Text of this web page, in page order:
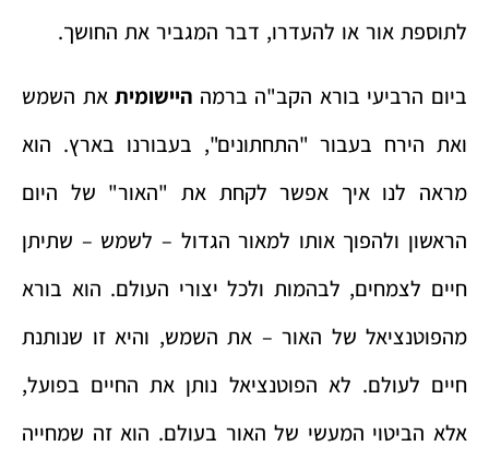
לתוספת אור או להעדרו, דבר המגביר את החושך.
ביום הרביעי בורא הקב"ה ברמה היישומיתאת השמש
ואת הירח בעבור "התחתונים", בעבורנו בארץ. הוא
מראה לנו איך אפשר לקחת את "האור" של היום
הראשון ולהפוך אותו למאור הגדול – לשמש – שתיתן
חיים לצמחים, לבהמות ולכל יצורי העולם. הוא בורא
מהפוטנציאל של האור – את השמש, והיא זו שנותנת
חיים לעולם. לא הפוטנציאל נותן את החיים בפועל,
אלא הביטוי המעשי של האור בעולם. הוא זה שמחייה